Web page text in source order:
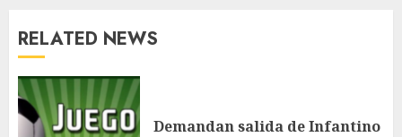
RELATED NEWS
Demandan salida de Infantino